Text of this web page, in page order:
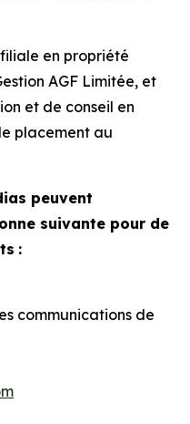
en propriété
AGF Limitée, et
et de conseil en
placement au
peuvent
suivante pour de
:
communications de